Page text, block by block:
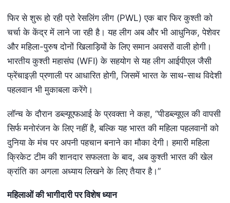
फिर से शुरू हो रही प्रो रेसलिंग लीग (PWL) एक बार फिर कुश्ती को
चर्चा के केंद्र में लाने जा रही है। यह लीग अब और भी आधुनिक, पेशेवर
और महिला-पुरुष दोनों खिलाड़ियों के लिए समान अवसरों वाली होगी।
भारतीय कुश्ती महासंघ (WFI) के सहयोग से यह लीग आईपीएल जैसी
फ्रेंचाइज़ी प्रणाली पर आधारित होगी, जिसमें भारत के साथ-साथ विदेशी
पहलवान भी मुकाबला करेंगे।
लॉन्च के दौरान डब्ल्यूएफआई के प्रवक्ता ने कहा, “पीडब्ल्यूएल की वापसी
सिर्फ मनोरंजन के लिए नहीं है, बल्कि यह भारत की महिला पहलवानों को
दुनिया के मंच पर अपनी पहचान बनाने का मौका देगी। हमारी महिला
क्रिकेट टीम की शानदार सफलता के बाद, अब कुश्ती भारत की खेल
क्रांति का अगला अध्याय लिखने के लिए तैयार है।”
महिलाओं की भागीदारी पर विशेष ध्यान